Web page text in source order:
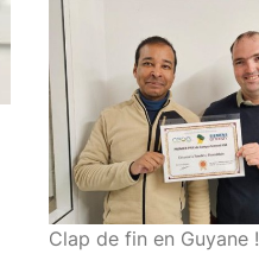
Clap de fin en Guyane !